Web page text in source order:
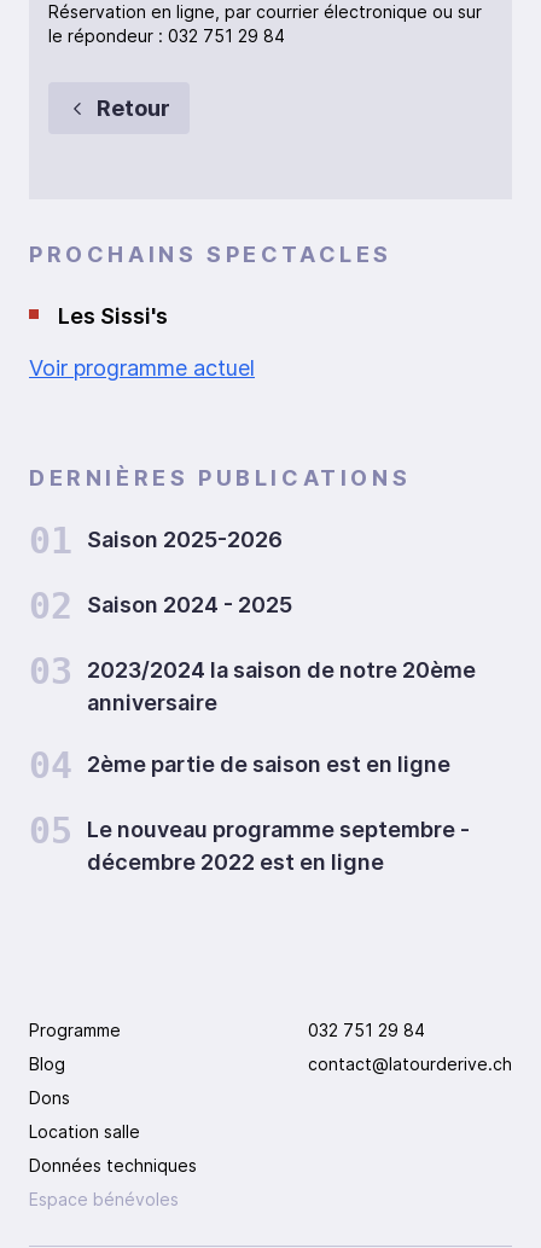
Réservation en ligne, par courrier électronique ou sur
le répondeur : 032 751 29 84
Retour
PROCHAINS SPECTACLES
Les Sissi's
Voir programme actuel
DERNIÈRES PUBLICATIONS
01 Saison 2025-2026
02 Saison 2024 - 2025
03
2023/2024 la saison de notre 20ème
anniversaire
04 2ème partie de saison est en ligne
05
Le nouveau programme septembre -
décembre 2022 est en ligne
Programme
Blog
Dons
Location salle
Données techniques
Espace bénévoles
032 751 29 84
contact@latourderive.ch